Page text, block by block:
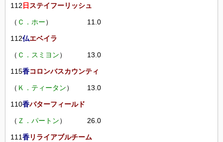
112 日 ステイフーリッシュ
（ Ｃ．ホー） 11.0
112仏エベイラ
（ Ｃ．スミヨン） 13.0
115香コロンバスカウンティ
（ Ｋ．ティータン） 13.0
110香バターフィールド
（ Ｚ．パートン） 26.0
111香リライアブルチーム